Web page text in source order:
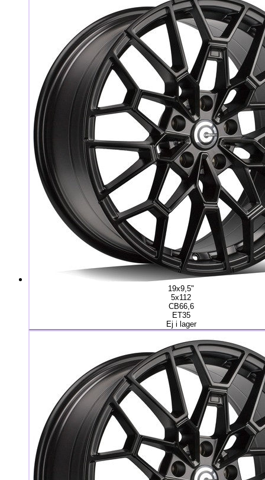
19x9,5"
5x112
CB66,6
ET35
Ej i lager